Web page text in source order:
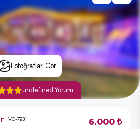
Fotoğrafları Gör
undefined Yorum
VC-7931 6.000₺